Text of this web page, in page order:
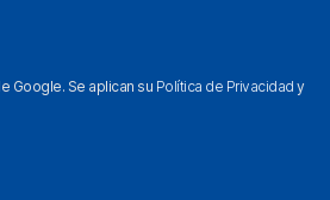
Google. Se aplican su Política de Privacidad y